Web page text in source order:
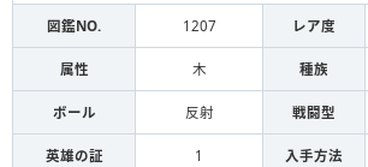
図鑑NO. 1207 レア度
属性 木 種族
ボール 反射 戦闘型
英雄の証 1 入手方法